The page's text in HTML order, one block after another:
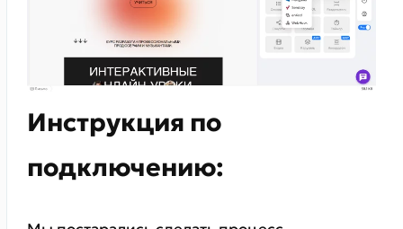
Инструкция по
подключению: